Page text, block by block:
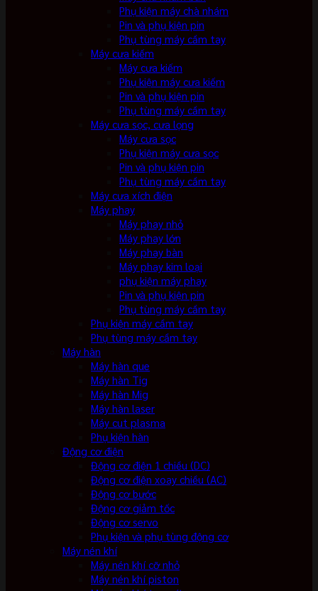
Phụ kiện máy chà nhám
Pin và phụ kiện pin
Phụ tùng máy cầm tay
Máy cưa kiếm
Máy cưa kiếm
Phụ kiện máy cưa kiếm
Pin và phụ kiện pin
Phụ tùng máy cầm tay
Máy cưa sọc, cưa lọng
Máy cưa sọc
Phụ kiện máy cưa sọc
Pin và phụ kiện pin
Phụ tùng máy cầm tay
Máy cưa xích điện
Máy phay
Máy phay nhỏ
Máy phay lớn
Máy phay bàn
Máy phay kim loại
phụ kiện máy phay
Pin và phụ kiện pin
Phụ tùng máy cầm tay
Phụ kiện máy cầm tay
Phụ tùng máy cầm tay
Máy hàn
Máy hàn que
Máy hàn Tig
Máy hàn Mig
Máy hàn laser
Máy cut plasma
Phụ kiện hàn
Động cơ điện
Động cơ điện 1 chiều (DC)
Động cơ điện xoay chiều (AC)
Động cơ bước
Động cơ giảm tốc
Động cơ servo
Phụ kiện và phụ tùng động cơ
Máy nén khí
Máy nén khí cỡ nhỏ
Máy nén khí piston